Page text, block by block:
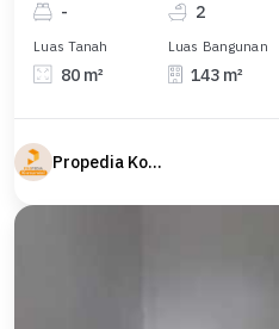
- 2
Luas Tanah
80 m²
Luas Bangunan
143 m²
Propedia Komersial